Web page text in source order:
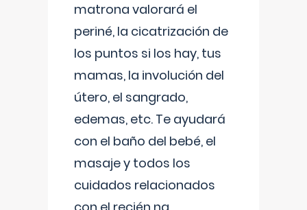
matrona valorará el
periné, la cicatrización de
los puntos si los hay, tus
mamas, la involución del
útero, el sangrado,
edemas, etc. Te ayudará
con el baño del bebé, el
masaje y todos los
cuidados relacionados